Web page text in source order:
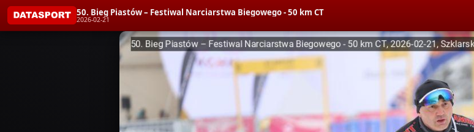
50. Bieg Piastów – Festiwal Narciarstwa Biegowego - 50 km CT
2026-02-21